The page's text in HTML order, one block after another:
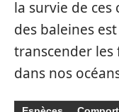
la survie de
des baleines
transcender les
dans nos